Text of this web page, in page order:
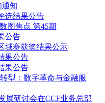
通知
选结果公告
图焦点 第45期
公告
域赛获奖结果公示
果公告
果公告
型：数字革命与金融服
展研讨会在CCF业务总部